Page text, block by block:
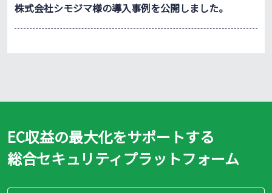
株式会社シモジマ様の導入事例を公開しました。
EC収益の最大化をサポートする
総合セキュリティプラットフォーム